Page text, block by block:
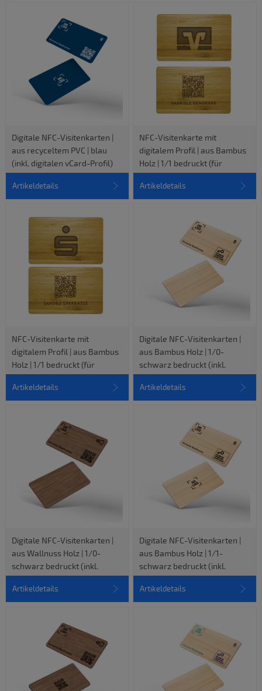
Digitale NFC-Visitenkarten |
aus recyceltem PVC | blau
(inkl. digitalen vCard-Profil)
Artikeldetails
NFC-Visitenkarte mit
digitalem Profil | aus Bambus
Holz | 1/1 bedruckt (für
Volksbanken und
Raiffeisenbanken)
Artikeldetails
NFC-Visitenkarte mit
digitalem Profil | aus Bambus
Holz | 1/1 bedruckt (für
Sparkassen)
Artikeldetails
Digitale NFC-Visitenkarten |
aus Bambus Holz | 1/0-
schwarz bedruckt (inkl.
digitalen vCard-Profil)
Artikeldetails
Digitale NFC-Visitenkarten |
aus Wallnuss Holz | 1/0-
schwarz bedruckt (inkl.
digitalen vCard-Profil)
Artikeldetails
Digitale NFC-Visitenkarten |
aus Bambus Holz | 1/1-
schwarz bedruckt (inkl.
digitalen vCard-Profil)
Artikeldetails